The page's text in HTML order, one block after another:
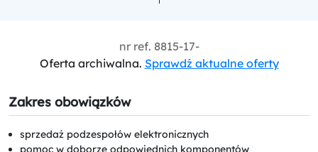
nr ref. 8815-17-
Oferta archiwalna. Sprawdź aktualne oferty
Zakres obowiązków
sprzedaż podzespołów elektronicznych
pomoc w doborze odpowiednich komponentów